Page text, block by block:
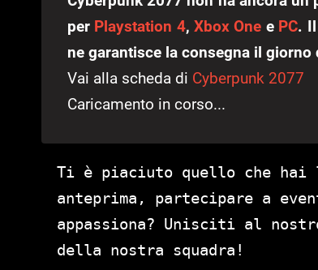
per Playstation 4,Xbox One e PC.
ne garantisce la consegna il giorno
Vai alla scheda di Cyberpunk 2077
Caricamento in corso...
Ti è piaciuto quello che hai
anteprima, partecipare a
appassiona? Unisciti al
della nostra squadra!